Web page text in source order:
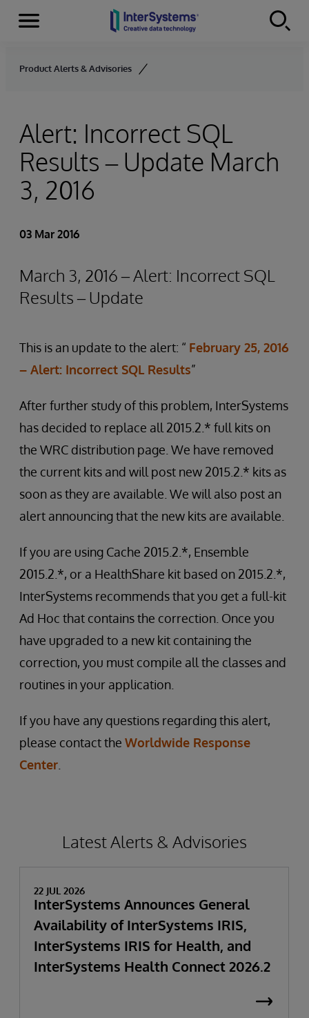
Skip to content
Menu
Product Alerts & Advisories
Alert: Incorrect SQL
Results – Update March
3, 2016
03 Mar 2016
March 3, 2016 – Alert: Incorrect SQL
Results – Update
This is an update to the alert: “ February 25, 2016
– Alert: Incorrect SQL Results”
After further study of this problem, InterSystems
has decided to replace all 2015.2.* full kits on
the WRC distribution page. We have removed
the current kits and will post new 2015.2.* kits as
soon as they are available. We will also post an
alert announcing that the new kits are available.
If you are using Cache 2015.2.*, Ensemble
2015.2.*, or a HealthShare kit based on 2015.2.*,
InterSystems recommends that you get a full-kit
Ad Hoc that contains the correction. Once you
have upgraded to a new kit containing the
correction, you must compile all the classes and
routines in your application.
If you have any questions regarding this alert,
please contact the Worldwide Response
Center
Latest Alerts & Advisories
22 JUL 2026
InterSystems Announces General
Availability of InterSystems IRIS,
InterSystems IRIS for Health, and
InterSystems Health Connect 2026.2